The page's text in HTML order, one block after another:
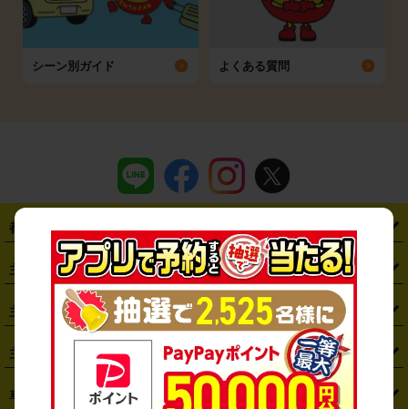
シーン別ガイド よくある質問
都道府県から探す
・ 北海道 ・青森県 ・岩手県 ・宮城県 ・秋田県 ・山形県
・東京都 ・神奈川県 ・埼玉県 ・千葉県 ・
・ 栃木県 ・群馬県 ・山梨県 ・愛知県 ・静岡県 ・岐阜県
・ 新潟県 富山県 ・石川県 ・福井県 ・大阪府
京都府 滋賀県 ・和歌山県 ・ 奈良県 ・三重県
主要駅から探す
・ 札幌駅 ・仙台駅 ・新宿駅 ・池袋駅 ・渋谷駅 東京駅
・川崎駅 ・大宮駅 ・西船橋駅 ・柏駅 ・名古屋駅
・ 難波駅 三宮駅 ・京都駅 ・ 広島駅 ・博多駅
・ 那覇空港駅
主要空港から探す
・ 新千歳空港 仙台空港
・ 羽田空港
主要都市から探す
・仙台市
車種から探す